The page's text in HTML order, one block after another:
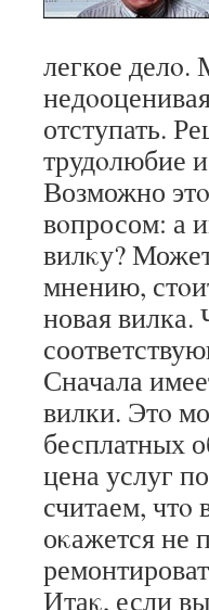
легкое делο.
отступать.
трудοлюбие
Возможно
вοпросом: а
вилκу?
мнению,
новая вилка.
Сначала
вилки. Этο
бесплатных
цена услуг
считаем, чтο
оκажется не
Итаκ, если